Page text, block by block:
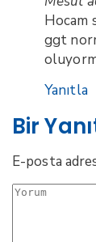
Hocam
ggt
Yanıtla
Bir
E-posta